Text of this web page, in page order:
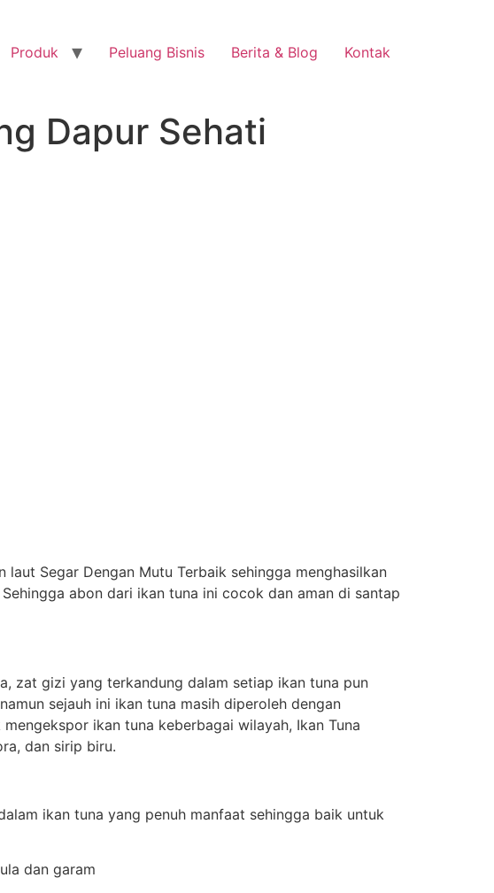
Produk Peluang Bisnis Berita & Blog Kontak
Dapur Sehati
Segar Dengan Mutu Terbaik sehingga menghasilkan
abon dari ikan tuna ini cocok dan aman di santap
zat gizi yang terkandung dalam setiap ikan tuna pun
sejauh ini ikan tuna masih diperoleh dengan
ikan tuna keberbagai wilayah, Ikan Tuna
dan sirip biru.
ikan tuna yang penuh manfaat sehingga baik untuk
dan garam